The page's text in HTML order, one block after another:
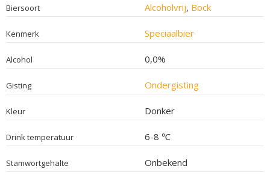
Biersoort Alcoholvrij, Bock
Kenmerk Speciaalbier
Alcohol 0,0%
Gisting Ondergisting
Kleur Donker
Drink temperatuur 6-8 ℃
Stamwortgehalte Onbekend